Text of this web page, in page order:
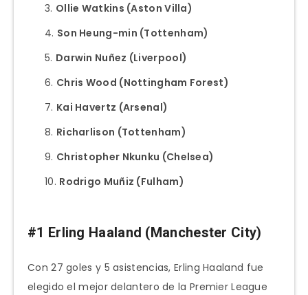
Ollie Watkins (Aston Villa)
Son Heung-min (Tottenham)
Darwin Nuñez (Liverpool)
Chris Wood (Nottingham Forest)
Kai Havertz (Arsenal)
Richarlison (Tottenham)
Christopher Nkunku (Chelsea)
Rodrigo Muñiz (Fulham)
#1 Erling Haaland (Manchester City)
Con 27 goles y 5 asistencias, Erling Haaland fue
elegido el mejor delantero de la Premier League